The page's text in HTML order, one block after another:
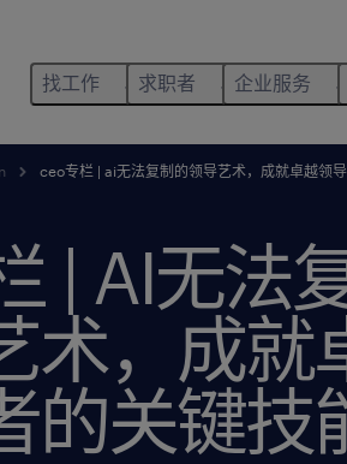
找工作 求职者 企业服务
ceo专栏 | ai无法复制的领导艺术，成就卓越领
| AI无法
术，成就
的关键技